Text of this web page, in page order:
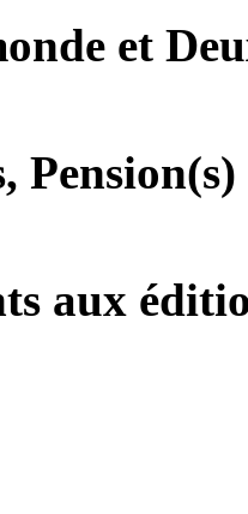
et
aux